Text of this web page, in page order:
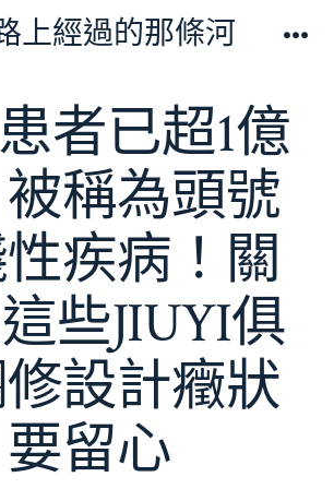
上經過的那條河
者已超1億
稱為頭號
疾病！關
些JIUYI俱
設計癥狀
要留心